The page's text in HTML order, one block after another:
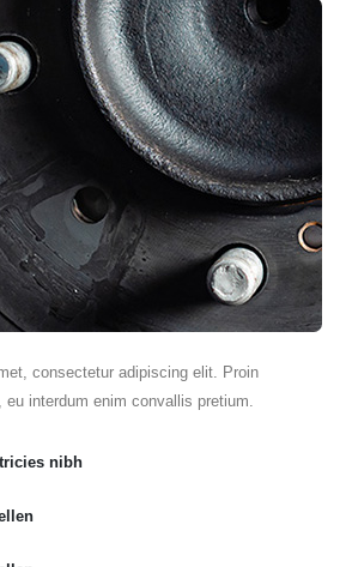
consectetur adipiscing elit. Proin
eu interdum enim convallis pretium.
nibh